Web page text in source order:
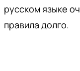
русском языке
правила долго.